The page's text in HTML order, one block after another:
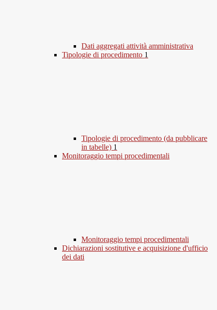
Dati aggregati attività amministrativa
Tipologie di procedimento 1
Tipologie di procedimento (da pubblicare
in tabelle) 1
Monitoraggio tempi procedimentali
Monitoraggio tempi procedimentali
Dichiarazioni sostitutive e acquisizione d'ufficio
dei dati